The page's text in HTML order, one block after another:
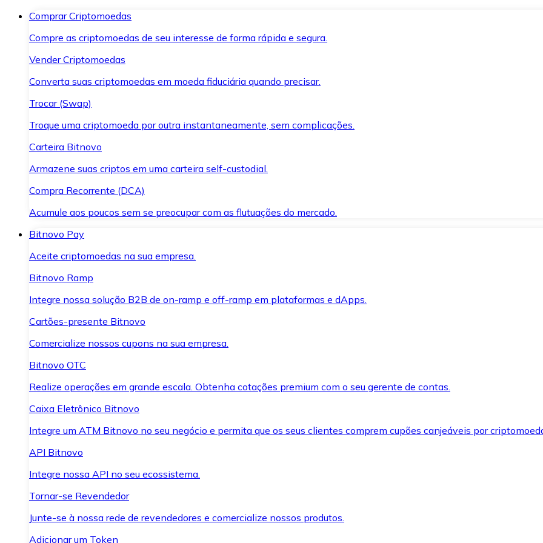
Comprar Criptomoedas
Compre as criptomoedas de seu interesse de forma rápida e segura.
Vender Criptomoedas
Converta suas criptomoedas em moeda fiduciária quando precisar.
Trocar (Swap)
Troque uma criptomoeda por outra instantaneamente, sem complicações.
Carteira Bitnovo
Armazene suas criptos em uma carteira self-custodial.
Compra Recorrente (DCA)
Acumule aos poucos sem se preocupar com as flutuações do mercado.
Bitnovo Pay
Aceite criptomoedas na sua empresa.
Bitnovo Ramp
Integre nossa solução B2B de on-ramp e off-ramp em plataformas e dApps.
Cartões-presente Bitnovo
Comercialize nossos cupons na sua empresa.
Bitnovo OTC
Realize operações em grande escala. Obtenha cotações premium com o seu gerente de contas.
Caixa Eletrônico Bitnovo
Integre um ATM Bitnovo no seu negócio e permita que os seus clientes comprem cupões canjeáveis por
API Bitnovo
Integre nossa API no seu ecossistema.
Tornar-se Revendedor
Junte-se à nossa rede de revendedores e comercialize nossos produtos.
Adicionar um Token